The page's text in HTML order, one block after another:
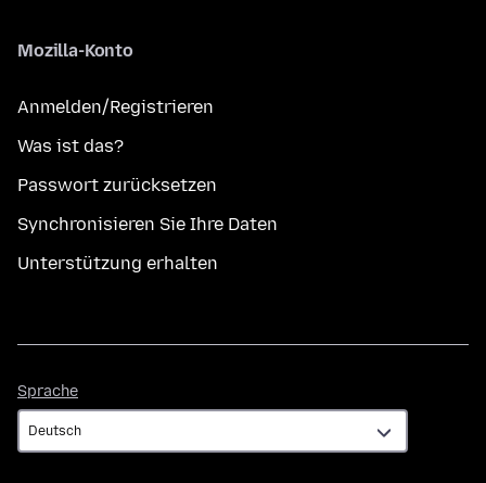
Mozilla-Konto
Anmelden/Registrieren
Was ist das?
Passwort zurücksetzen
Synchronisieren Sie Ihre Daten
Unterstützung erhalten
Sprache